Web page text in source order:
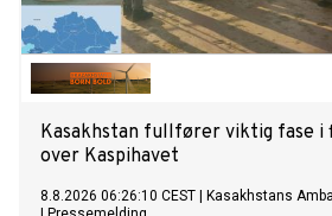
Kasakhstan fullfører viktig fase i
over Kaspihavet
8.8.2026 06:26:10 CEST
Kasakhstans